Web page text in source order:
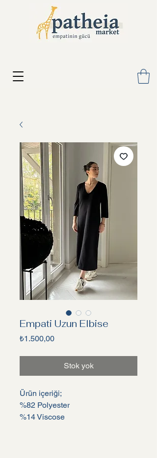
Empati Uzun Elbise
₺1.500,00Fiyat
Stok yok
Ürün içeriği;
%82 Polyester
%14 Viscose